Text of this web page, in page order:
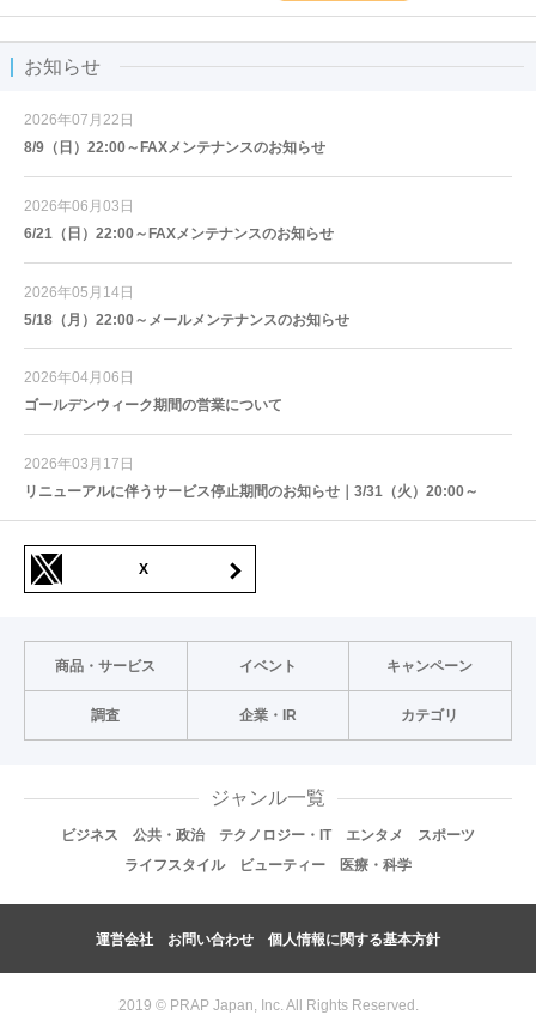
お知らせ
2026年07月22日
8/9（日）22:00～FAXメンテナンスのお知らせ
2026年06月03日
6/21（日）22:00～FAXメンテナンスのお知らせ
2026年05月14日
5/18（月）22:00～メールメンテナンスのお知らせ
2026年04月06日
ゴールデンウィーク期間の営業について
2026年03月17日
リニューアルに伴うサービス停止期間のお知らせ｜3/31（火）20:00～
X
商品・サービス イベント キャンペーン
調査 企業・IR カテゴリ
ジャンル一覧
ビジネス 公共・政治 テクノロジー・IT エンタメ
スポーツ
ライフスタイル
ビューティー 医療・科学
運営会社 お問い合わせ 個人情報に関する基本方針
2019 © PRAP Japan, Inc. All Rights Reserved.